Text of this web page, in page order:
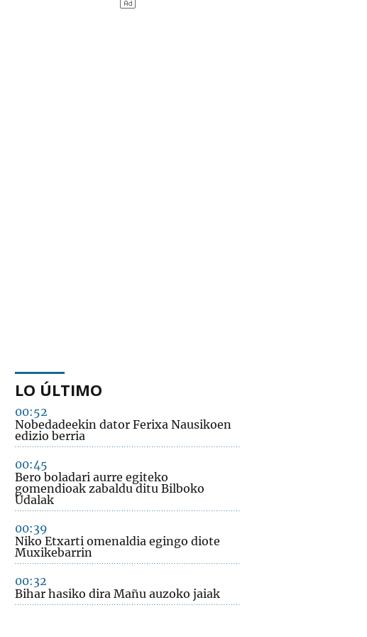
LO ÚLTIMO
00:52
Nobedadeekin dator Ferixa Nausikoen
edizio berria
00:45
Bero boladari aurre egiteko
gomendioak zabaldu ditu Bilboko
Udalak
00:39
Niko Etxarti omenaldia egingo diote
Muxikebarrin
00:32
Bihar hasiko dira Mañu auzoko jaiak